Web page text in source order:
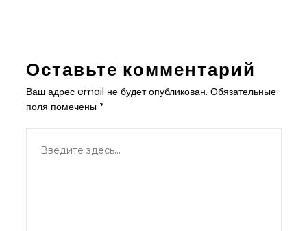
Оставьте комментарий
Ваш адрес email не будет опубликован. Обязательные
поля помечены *
здесь...